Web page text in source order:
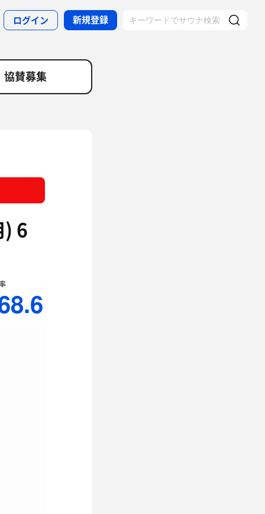
ログイン 新規登録
協賛募集
6